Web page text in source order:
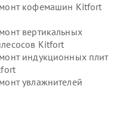
кофемашин Kitfort
вертикальных
Kitfort
индукционных плит
увлажнителей